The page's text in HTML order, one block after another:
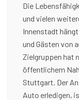
Die
und vielen
Innenstadt
und Gästen von
Zielgruppen hat
öffentlichem
Stuttgart. Der
Auto erledigen,